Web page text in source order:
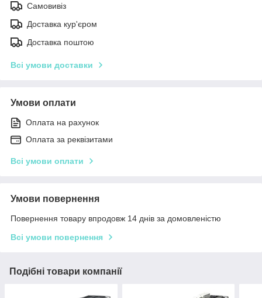
Самовивіз
Доставка кур'єром
Доставка поштою
Всі умови доставки
Умови оплати
Оплата на рахунок
Оплата за реквізитами
Всі умови оплати
Умови повернення
Повернення товару впродовж 14 днів за домовленістю
Всі умови повернення
Подібні товари компанії